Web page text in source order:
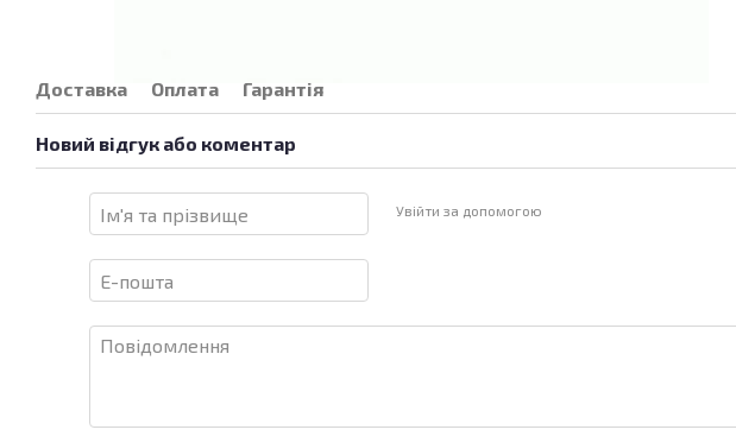
Доставка Оплата Гарантія
Новий відгук або коментар
Увійти за допомогою